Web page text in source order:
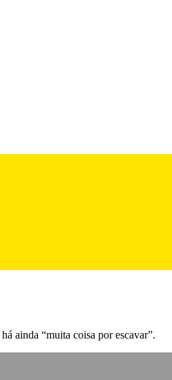
ainda “muita coisa por escavar”.